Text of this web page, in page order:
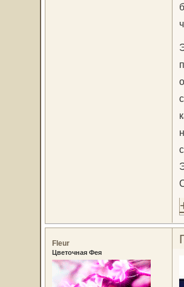
Fleur
Цветочная Фея